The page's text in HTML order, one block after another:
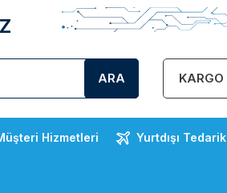
ARA KARGO
Hizmetleri Yurtdışı Tedarik